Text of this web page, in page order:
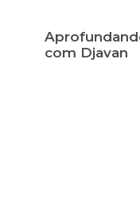
com Djavan